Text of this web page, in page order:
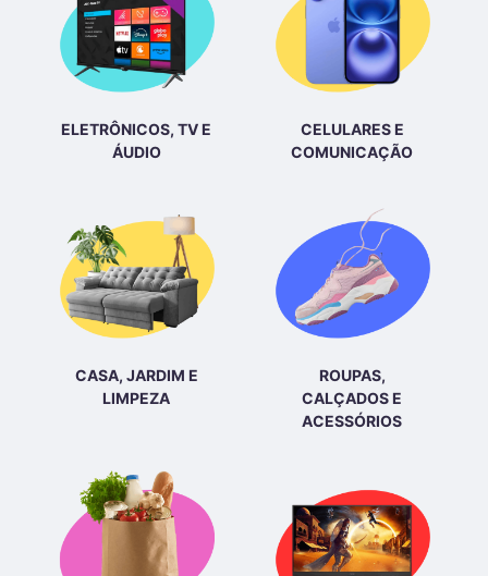
ELETRÔNICOS, TV E
ÁUDIO
CELULARES E
COMUNICAÇÃO
CASA, JARDIM E
LIMPEZA
ROUPAS,
CALÇADOS E
ACESSÓRIOS